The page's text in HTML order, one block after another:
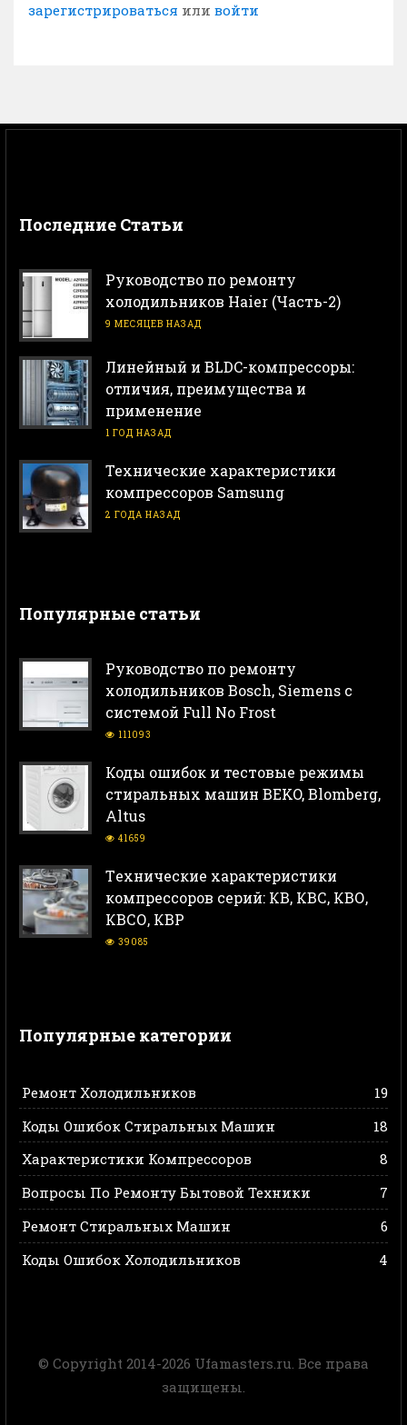
зарегистрироваться или войти
Последние Статьи
Руководство по ремонту
холодильников Haier (Часть-2)
9 МЕСЯЦЕВ НАЗАД
Линейный и BLDC-компрессоры:
отличия, преимущества и
применение
1 ГОД НАЗАД
Технические характеристики
компрессоров Samsung
2 ГОДА НАЗАД
Популярные статьи
Руководство по ремонту
холодильников Bosch, Siemens с
системой Full No Frost
111093
Коды ошибок и тестовые режимы
стиральных машин BEKO, Blomberg,
Altus
41659
Тeхнические характеристики
компрессоров серий: КВ, КВС, КВО,
КВСО, КВР
39085
Популярные категории
Ремонт Холодильников
19
Коды Ошибок Стиральных Машин
18
Характеристики Компрессоров
8
Вопросы По Ремонту Бытовой Техники
7
Ремонт Стиральных Машин
6
Коды Ошибок Холодильников
4
© Copyright 2014-2026 Ufamasters.ru. Все права
защищены.